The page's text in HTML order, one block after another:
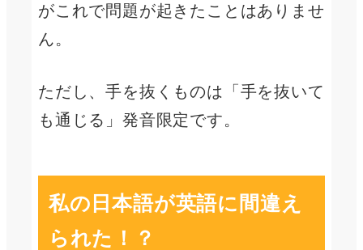
がこれで問題が起きたことはありませ
ん。
ただし、手を抜くものは「手を抜いて
も通じる」発音限定です。
私の日本語が英語に間違え
られた！？